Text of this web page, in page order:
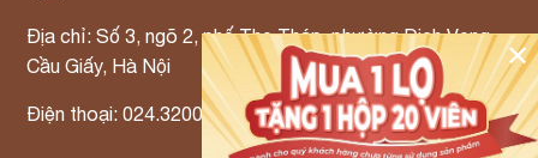
Địa chỉ: Số 3, ngõ 2, phố Thọ Tháp, phường Dịch Vọng,
Cầu Giấy, Hà Nội
Điện thoại: 024.3200.3300 Email: info@tmp.vn
✕